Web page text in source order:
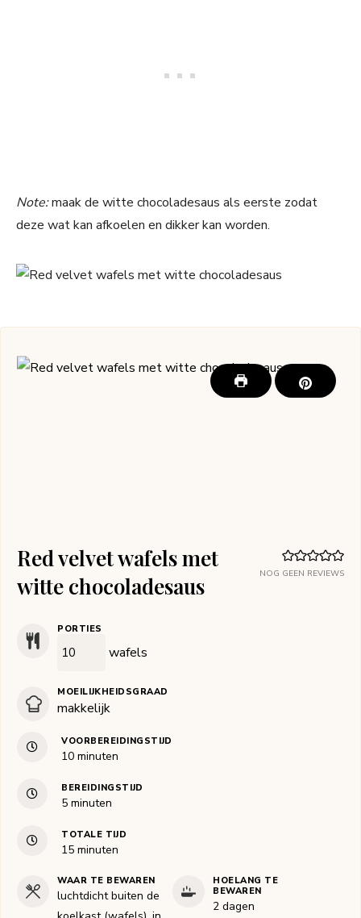
Note:maak de witte chocoladesaus als eerste zodat
deze wat kan afkoelen en dikker kan worden.
NOG GEEN REVIEWS
Red velvet wafels met
witte chocoladesaus
PORTIES
wafels
MOEILIJKHEIDSGRAAD
makkelijk
VOORBEREIDINGSTIJD
10minuten
minuten
BEREIDINGSTIJD
5minuten
minuten
TOTALE TIJD
15minuten
minuten
WAAR TE BEWAREN
luchtdicht buiten de
HOELANG TE
BEWAREN
2 dagen